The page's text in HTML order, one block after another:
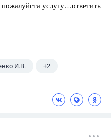
услугу…ответить
И.В. +2